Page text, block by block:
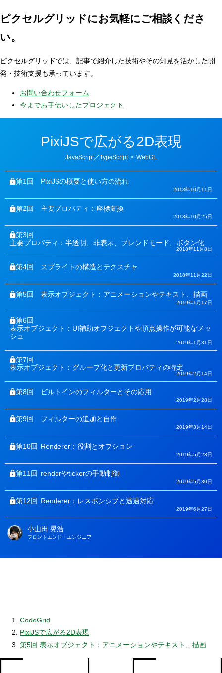
ピクセルグリッドにお気軽にご相談くださ
い。
ピクセルグリッドでは、記事で紹介した技術やその知見を活かした開
発・技術支援も承っています。
お問い合わせフォーム
今までお手伝いしたプロジェクト
PixiJSで広がる2D表現
カ
ゴ
リ
ー
JavaScript／TypeScript > WebGL
第1回 PixiJSの概要と使い方の流れ
2018年10月11日
第2回 主要プロパティ：座標変換
2018年10月25日
第3回
主要プロパティ：半透明、非表示、ブレンドモード、ボタン化
2018年11月8日
第4回 スプライトの構造とテクスチャ
2018年11月22日
第5回 表示オブジェクト：アニメーションやテキスト、描画
2019年1月17日
第6回
表示オブジェクト：UI補助オブジェクトや頂点操作が可能なメッ
シュ
2019年1月31日
第7回
表示オブジェクト：グループ化と更新プロパティの特定
2019年2月14日
第8回 ビルトインのフィルターとその応用
2019年2月28日
第9回 フィルターの追加と自作
2019年3月14日
第10回 Renderer：役割とオプション
2019年5月23日
第11回 renderやtickerの手動制御
2019年5月30日
第12回 Renderer：レスポンシブと透過対応
2019年6月27日
著
小山田 晃浩
フロントエンド・エンジニア
CodeGrid
PixiJSで広がる2D表現
第5回 表示オブジェクト：アニメーションやテキスト、描画